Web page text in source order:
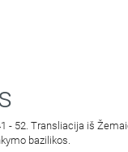
- 52. Transliacija iš
bazilikos.